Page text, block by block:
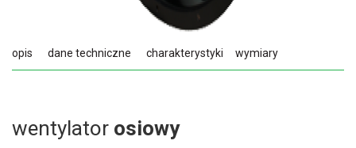
opis dane techniczne charakterystyki wymiary
wentylator osiowy